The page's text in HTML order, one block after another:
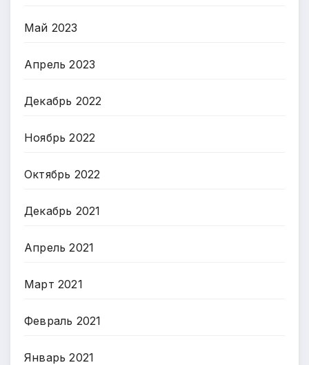
Май 2023
Апрель 2023
Декабрь 2022
Ноябрь 2022
Октябрь 2022
Декабрь 2021
Апрель 2021
Март 2021
Февраль 2021
Январь 2021